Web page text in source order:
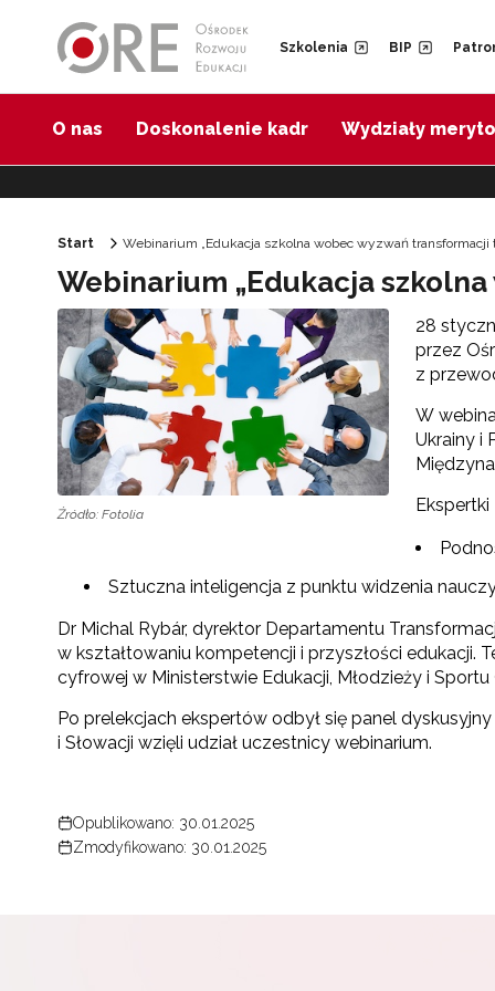
Szkolenia BIP
O nas Doskonalenie kadr Wydziały
Start Webinarium „Edukacja szkolna wobec wyzwań
Webinarium „Edukacja
Źródło: Fotolia
28
przez
z
W
Ukrainy i
Sztuczna inteligencja z punktu widzenia
Dr Michal Rybár, dyrektor Departamentu
w kształtowaniu kompetencji i przyszłości
cyfrowej w Ministerstwie Edukacji, Młodzieży i
Po prelekcjach ekspertów odbył się panel
i Słowacji wzięli udział uczestnicy webinarium.
Opublikowano: 30.01.2025
Zmodyfikowano: 30.01.2025